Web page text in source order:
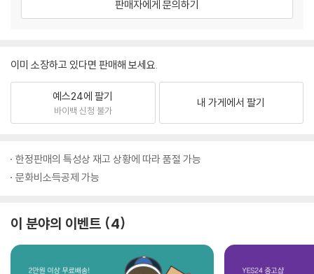
판매자에게 문의하기
이미 소장하고 있다면 판매해 보세요.
예스24에 팔기
바이백 신청 불가
내 가게에서 팔기
한정판매의 특성상 재고 상황에 따라 품절 가능
문화비소득공제 가능
이 분야의 이벤트 4